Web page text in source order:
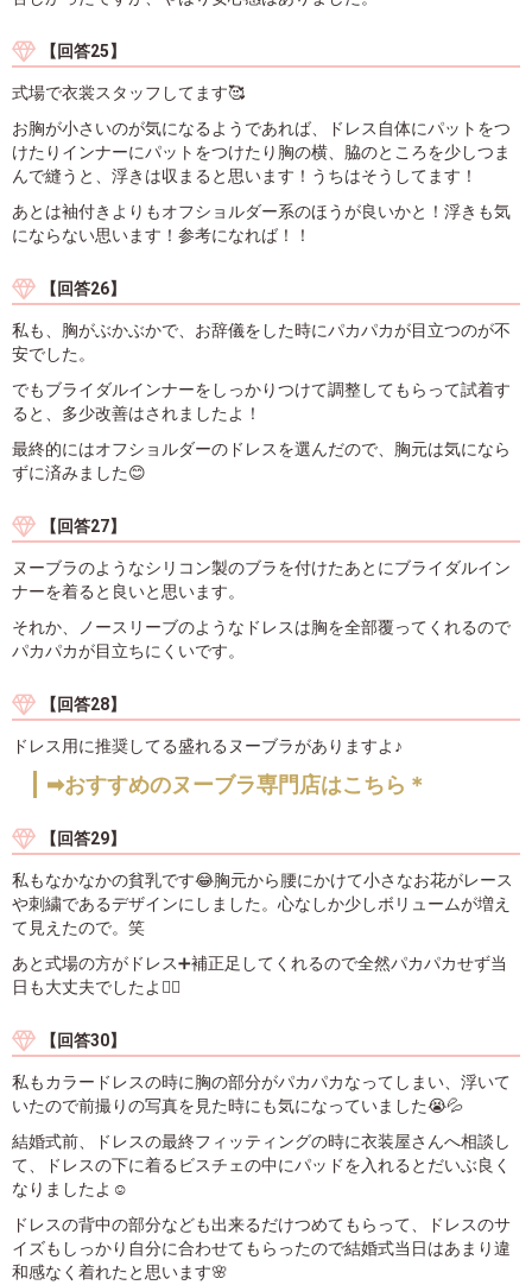
【回答25】
式場で衣裳スタッフしてます🥰
お胸が小さいのが気になるようであれば、ドレス自体にパットをつ
けたりインナーにパットをつけたり胸の横、脇のところを少しつま
んで縫うと、浮きは収まると思います！うちはそうしてます！
あとは袖付きよりもオフショルダー系のほうが良いかと！浮きも気
にならない思います！参考になれば！！
【回答26】
私も、胸がぶかぶかで、お辞儀をした時にパカパカが目立つのが不
安でした。
でもブライダルインナーをしっかりつけて調整してもらって試着す
ると、多少改善はされましたよ！
最終的にはオフショルダーのドレスを選んだので、胸元は気になら
ずに済みました😊
【回答27】
ヌーブラのようなシリコン製のブラを付けたあとにブライダルイン
ナーを着ると良いと思います。
それか、ノースリーブのようなドレスは胸を全部覆ってくれるので
パカパカが目立ちにくいです。
【回答28】
ドレス用に推奨してる盛れるヌーブラがありますよ♪
➡おすすめのヌーブラ専門店はこちら＊
【回答29】
私もなかなかの貧乳です😂胸元から腰にかけて小さなお花がレース
や刺繍であるデザインにしました。心なしか少しボリュームが増え
て見えたので。笑
あと式場の方がドレス➕補正足してくれるので全然パカパカせず当
日も大丈夫でしたよ🙆‍♀️
【回答30】
私もカラードレスの時に胸の部分がパカパカなってしまい、浮いて
いたので前撮りの写真を見た時にも気になっていました😭💦
結婚式前、ドレスの最終フィッティングの時に衣装屋さんへ相談し
て、ドレスの下に着るビスチェの中にパッドを入れるとだいぶ良く
なりましたよ☺️
ドレスの背中の部分なども出来るだけつめてもらって、ドレスのサ
イズもしっかり自分に合わせてもらったので結婚式当日はあまり違
和感なく着れたと思います🌸